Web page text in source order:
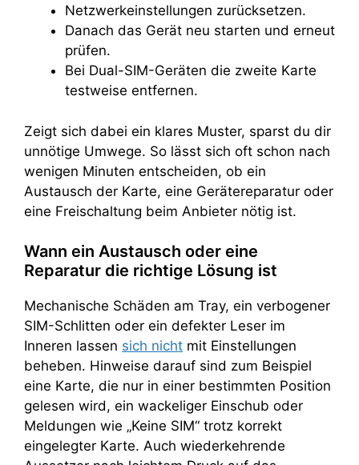
Netzwerkeinstellungen zurücksetzen.
Danach das Gerät neu starten und erneut
prüfen.
Bei Dual-SIM-Geräten die zweite Karte
testweise entfernen.
Zeigt sich dabei ein klares Muster, sparst du dir
unnötige Umwege. So lässt sich oft schon nach
wenigen Minuten entscheiden, ob ein
Austausch der Karte, eine Gerätereparatur oder
eine Freischaltung beim Anbieter nötig ist.
Wann ein Austausch oder eine
Reparatur die richtige Lösung ist
Mechanische Schäden am Tray, ein verbogener
SIM-Schlitten oder ein defekter Leser im
Inneren lassen sich nicht mit Einstellungen
beheben. Hinweise darauf sind zum Beispiel
eine Karte, die nur in einer bestimmten Position
gelesen wird, ein wackeliger Einschub oder
Meldungen wie „Keine SIM“ trotz korrekt
eingelegter Karte. Auch wiederkehrende